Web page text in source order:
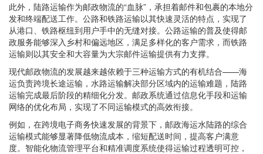
此外，陆路运输作为邮政物流的“血脉”，承担着邮件和包裹的本地分
发和终端配送工作。公路和铁路运输以其快速灵活的特点，实现了
从港口、铁路枢纽到用户手中的无缝对接。公路运输的普及使得邮
政服务能够深入乡村和偏远地区，满足多样化的客户需求，而铁路
运输则以其安全和大容量为大宗邮件运输提供有力支撑。
现代邮政物流的发展越来越依赖于三种运输方式的有机结合——海
运负责跨境长途运输，水路运输解决部分区域内的运输难题，陆路
运输完成最后阶段的精细化分发。邮政系统通过信息化手段和运输
网络的优化布局，实现了不同运输模式的高效衔接。
例如，在跨境电子商务快速发展的背景下，邮政海运水陆路的综合
运输模式能够显著降低物流成本，缩短配送时间，提高客户满意
度。智能化物流管理平台和精准调度系统使得运输过程透明可控，